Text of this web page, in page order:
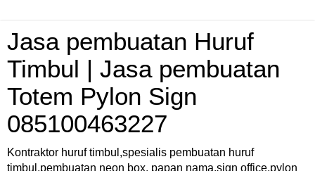
Jasa pembuatan Huruf
Timbul | Jasa pembuatan
Totem Pylon Sign
085100463227
Kontraktor huruf timbul,spesialis pembuatan huruf
timbul,pembuatan neon box, papan nama,sign office,pylon